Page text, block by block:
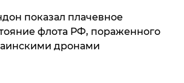
показал плачевное
флота РФ, пораженного
дронами